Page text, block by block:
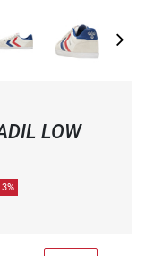
LOW